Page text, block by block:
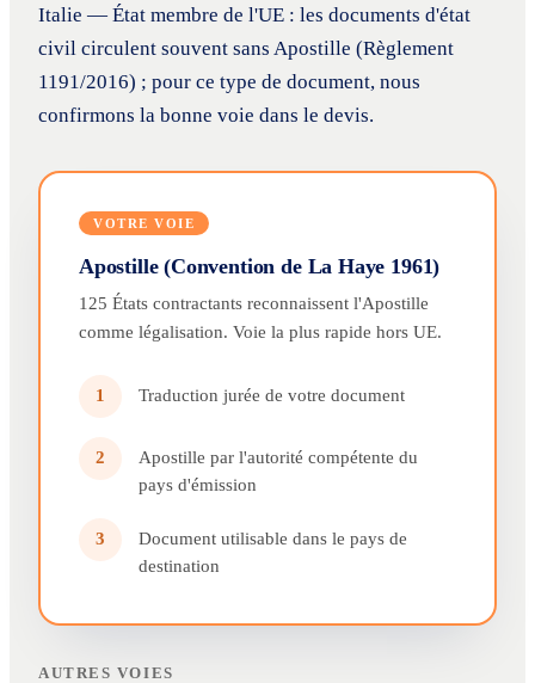
Italie — État membre de l'UE : les documents d'état
civil circulent souvent sans Apostille (Règlement
1191/2016) ; pour ce type de document, nous
confirmons la bonne voie dans le devis.
VOTRE VOIE
Apostille (Convention de La Haye 1961)
125 États contractants reconnaissent l'Apostille
comme légalisation. Voie la plus rapide hors UE.
1 Traduction jurée de votre document
2
Apostille par l'autorité compétente du
pays d'émission
3
Document utilisable dans le pays de
destination
AUTRES VOIES